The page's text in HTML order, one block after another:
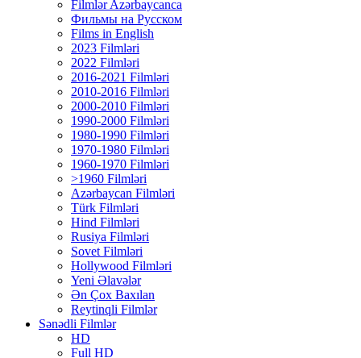
Filmlər Azərbaycanca
Фильмы на Русском
Films in English
2023 Filmləri
2022 Filmləri
2016-2021 Filmləri
2010-2016 Filmləri
2000-2010 Filmləri
1990-2000 Filmləri
1980-1990 Filmləri
1970-1980 Filmləri
1960-1970 Filmləri
>1960 Filmləri
Azərbaycan Filmləri
Türk Filmləri
Hind Filmləri
Rusiya Filmləri
Sovet Filmləri
Hollywood Filmləri
Yeni Əlavələr
Ən Çox Baxılan
Reytinqli Filmlər
Sənədli Filmlər
HD
Full HD